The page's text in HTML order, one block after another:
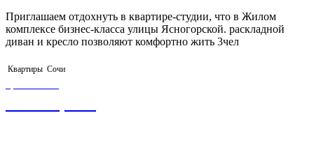
Приглашаем отдохнуть в квартире-студии, что в Жилом
комплексе бизнес-класса улицы Ясногорской. раскладной
диван и кресло позволяют комфортно жить 3чел
Квартиры Сочи